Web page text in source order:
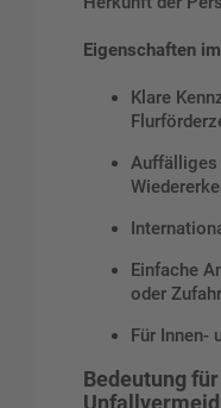
Eigenschaften
Klare
Auffälliges
Einfache
oder
Für Innen-
Bedeutung